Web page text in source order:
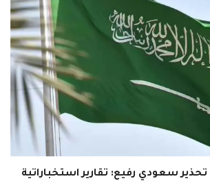
سعودي رفيع: تقارير استخباراتية